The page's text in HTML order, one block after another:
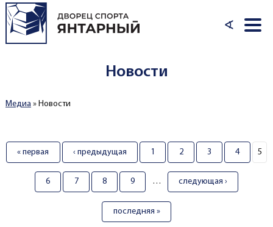
Перейти к основному содержанию
∢
Новости
Вы здесь
Медиа» Новости
Страницы
« первая ‹ предыдущая 1 2 3 4 5
6 7 8 9 … следующая ›
последняя »